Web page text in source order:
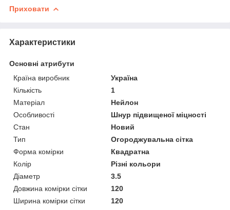
Приховати
Характеристики
Основні атрибути
Країна виробник
Україна
Кількість
1
Матеріал
Нейлон
Особливості
Шнур підвищеної міцності
Стан
Новий
Тип
Огороджувальна сітка
Форма комірки
Квадратна
Колір
Різні кольори
Діаметр
3.5
Довжина комірки сітки
120
Ширина комірки сітки
120